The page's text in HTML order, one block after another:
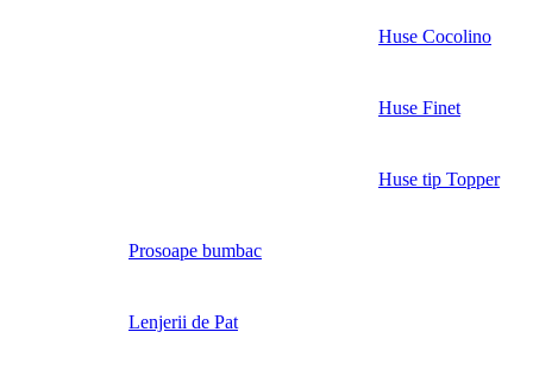
Huse Cocolino
Huse Finet
Huse tip Topper
Prosoape bumbac
Lenjerii de Pat